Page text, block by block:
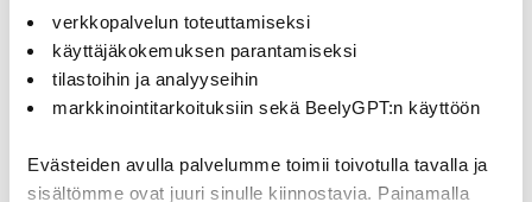
verkkopalvelun toteuttamiseksi
käyttäjäkokemuksen parantamiseksi
tilastoihin ja analyyseihin
markkinointitarkoituksiin sekä BeelyGPT:n käyttöön
Evästeiden avulla palvelumme toimii toivotulla tavalla ja
sisältömme ovat juuri sinulle kiinnostavia. Painamalla